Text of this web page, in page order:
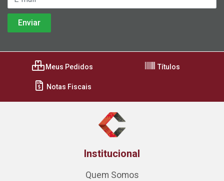
Meus Pedidos Títulos
Notas Fiscais
Institucional
Quem Somos